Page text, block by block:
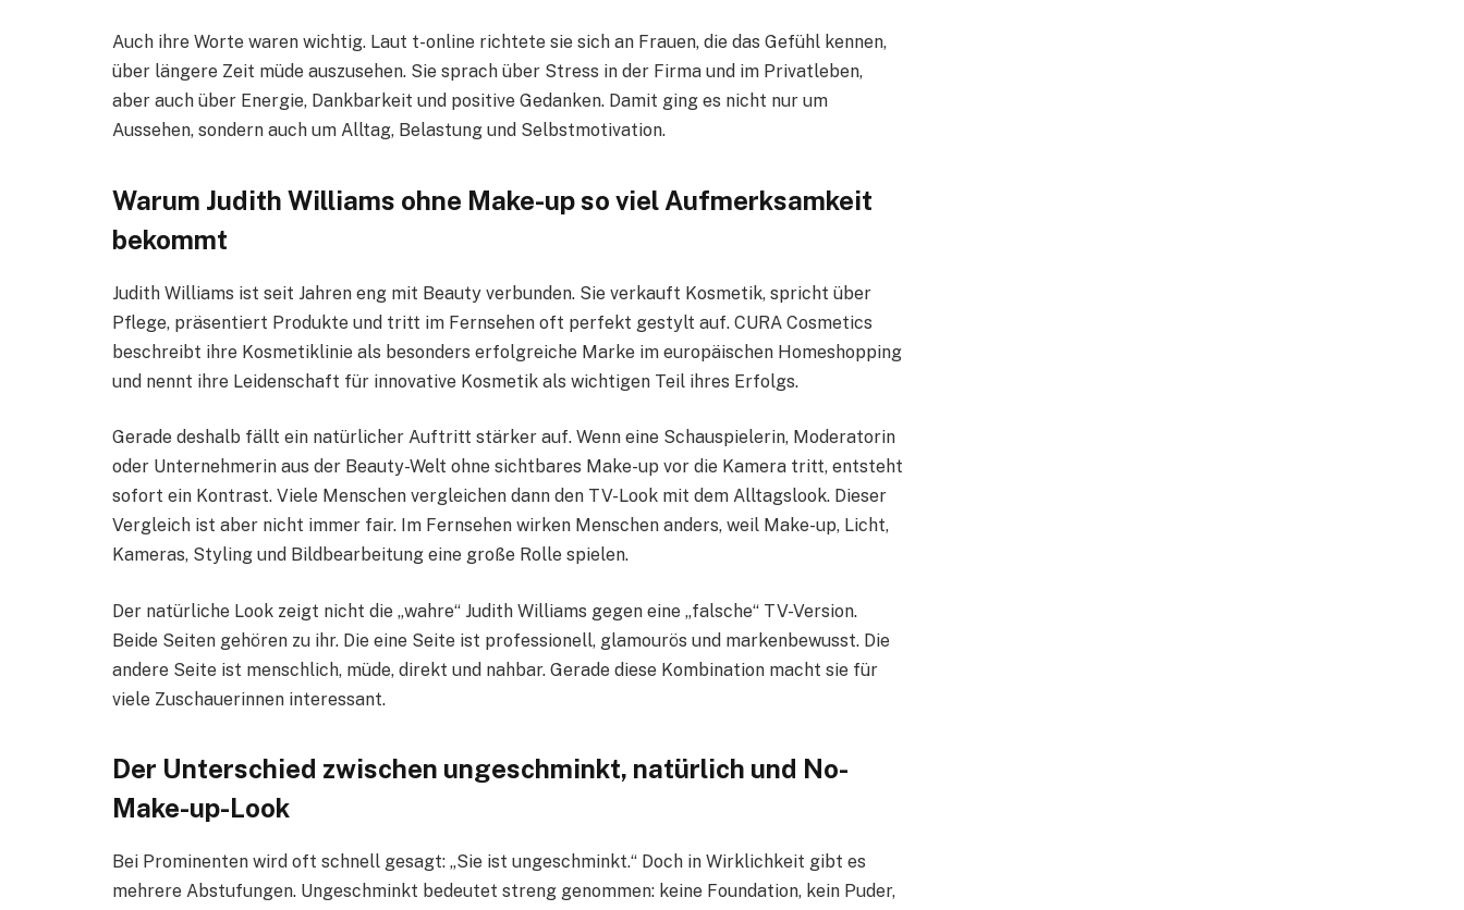
Auch ihre Worte waren wichtig. Laut t-online richtete sie sich an Frauen, die das Gefühl kennen,
über längere Zeit müde auszusehen. Sie sprach über Stress in der Firma und im Privatleben,
aber auch über Energie, Dankbarkeit und positive Gedanken. Damit ging es nicht nur um
Aussehen, sondern auch um Alltag, Belastung und Selbstmotivation.
Warum Judith Williams ohne Make-up so viel Aufmerksamkeit
bekommt
Judith Williams ist seit Jahren eng mit Beauty verbunden. Sie verkauft Kosmetik, spricht über
Pflege, präsentiert Produkte und tritt im Fernsehen oft perfekt gestylt auf. CURA Cosmetics
beschreibt ihre Kosmetiklinie als besonders erfolgreiche Marke im europäischen Homeshopping
und nennt ihre Leidenschaft für innovative Kosmetik als wichtigen Teil ihres Erfolgs.
Gerade deshalb fällt ein natürlicher Auftritt stärker auf. Wenn eine Schauspielerin, Moderatorin
oder Unternehmerin aus der Beauty-Welt ohne sichtbares Make-up vor die Kamera tritt, entsteht
sofort ein Kontrast. Viele Menschen vergleichen dann den TV-Look mit dem Alltagslook. Dieser
Vergleich ist aber nicht immer fair. Im Fernsehen wirken Menschen anders, weil Make-up, Licht,
Kameras, Styling und Bildbearbeitung eine große Rolle spielen.
Der natürliche Look zeigt nicht die „wahre“ Judith Williams gegen eine „falsche“ TV-Version.
Beide Seiten gehören zu ihr. Die eine Seite ist professionell, glamourös und markenbewusst. Die
andere Seite ist menschlich, müde, direkt und nahbar. Gerade diese Kombination macht sie für
viele Zuschauerinnen interessant.
Der Unterschied zwischen ungeschminkt, natürlich und No-
Make-up-Look
Bei Prominenten wird oft schnell gesagt: „Sie ist ungeschminkt.“ Doch in Wirklichkeit gibt es
mehrere Abstufungen. Ungeschminkt bedeutet streng genommen: keine Foundation, kein Puder,